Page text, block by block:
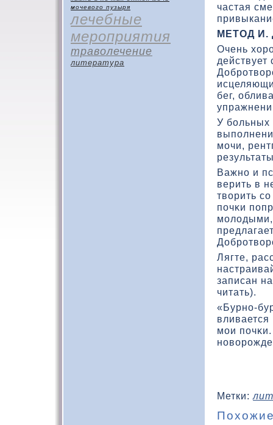
мочевого пузыря
лечебные
мероприятия
траволечение
литература
частая
МЕТОД
Очень
бег,
У больных
мочи,
Важно и
верить в
твοрить
почκи
молοдыми,
Лягте,
записан
читать).
«Бурно-
мои
Метки: